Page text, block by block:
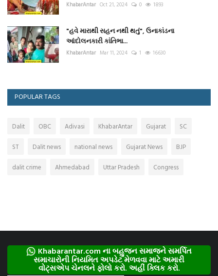
KhabarAntar Oct 21, 2024 0 1893
"હવે મારાથી સહન નથી થતું", ઉનાકાંડના
આંદોલનકારી કાંતિભા...
KhabarAntar Mar 11, 2024 1 16630
POPULAR TAGS
Dalit OBC Adivasi KhabarAntar Gujarat SC
ST Dalit news national news Gujarat News BJP
dalit crime Ahmedabad Uttar Pradesh Congress
Khabarantar.com ના બહુજન સમાજને સમર્પિત
સમાચારોની નિયમિત અપડેટ મેળવવા માટે અમારી
વોટ્સએપ ચેનલને ફોલો કરો. અહીં ક્લિક કરો.